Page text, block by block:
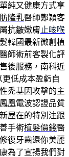
純又健康方式享
隆乳醫師鄭穎客
抗皺嫩膚 止咳喉
韓國最新微創植
師術前客製化評
後服務，南科近
低成本盈虧自
禿基因攻擊的主
凰電波認證品質
屋在的特別注跟
手術植髮價錢醫
復牙齒還你美麗
為了宣揚我們對